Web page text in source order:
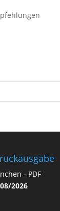
2026